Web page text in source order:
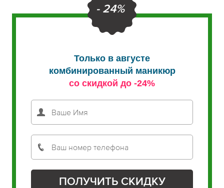
- 24%
Только в августе
комбинированный маникюр
со скидкой до -24%